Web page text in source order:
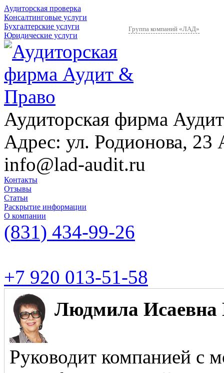
Аудиторская проверка
Консалтинговые услуги
Бухгалтерские услуги
Юридические услуги
Группа компаний «ЛАД»
Аудиторская фирма
Адрес: ул. Родионова, 23
info@lad-audit.ru
Контакты
Отзывы
Статьи
Раскрытие информации
О компании
(831) 434-99-26
+7 920 013-51-58
Людмила Исаевна
Руководит компанией с